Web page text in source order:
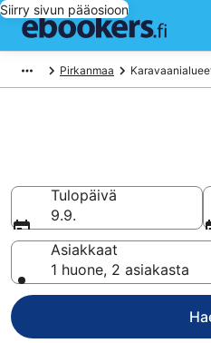
Siirry sivun pääosioon
Pirkanmaa
Tulopäivä
9.9.
Asiakkaat
1 huone, 2 asiakasta